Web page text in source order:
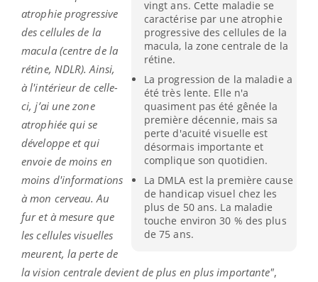
vingt ans. Cette maladie se
caractérise par une atrophie
progressive des cellules de la
macula, la zone centrale de la
rétine.
La progression de la maladie a
été très lente. Elle n'a
quasiment pas été gênée la
première décennie, mais sa
perte d'acuité visuelle est
désormais importante et
complique son quotidien.
La DMLA est la première cause
de handicap visuel chez les
plus de 50 ans. La maladie
touche environ 30 % des plus
de 75 ans.
atrophie progressive
des cellules de la
macula (centre de la
rétine, NDLR). Ainsi,
à l'intérieur de celle-
ci, j’ai une zone
atrophiée qui se
développe et qui
envoie de moins en
moins d'informations
à mon cerveau. Au
fur et à mesure que
les cellules visuelles
meurent, la perte de
la vision centrale devient de plus en plus importante",